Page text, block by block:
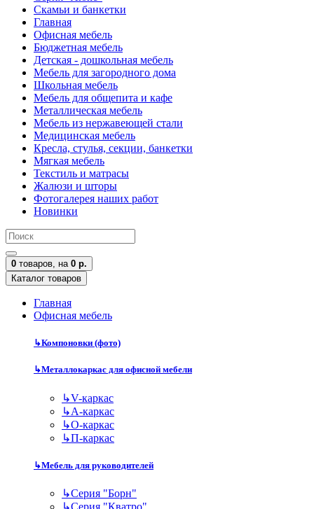
Скамьи и банкетки
Главная
Офисная мебель
Бюджетная мебель
Детская - дошкольная мебель
Мебель для загородного дома
Школьная мебель
Мебель для общепита и кафе
Металлическая мебель
Мебель из нержавеющей стали
Медицинская мебель
Кресла, стулья, секции, банкетки
Мягкая мебель
Текстиль и матрасы
Жалюзи и шторы
Фотогалерея наших работ
Новинки
0 товаров, на 0 р.
Каталог товаров
Главная
Офисная мебель
↳Компоновки (фото)
↳Металлокаркас для офисной мебели
↳V-каркас
↳А-каркас
↳О-каркас
↳П-каркас
↳Мебель для руководителей
↳Серия "Борн"
↳Серия "Кватро"